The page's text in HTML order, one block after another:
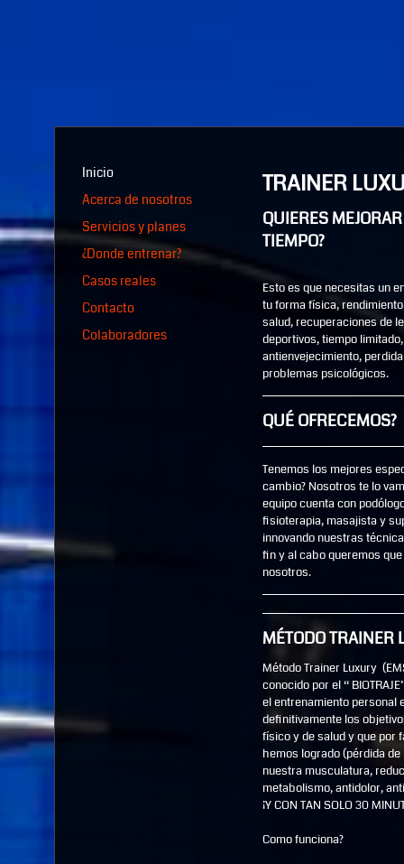
Inicio
Acerca de nosotros
Servicios y planes
¿Donde entrenar?
Casos reales
Contacto
Colaboradores
TRAINER
QUIERES
TIEMPO?
Esto es que necesitas un
tu forma física,
salud, recuperaciones de
deportivos, tiempo
antienvejecimiento,
problemas psicológicos.
QUÉ OFRECEMOS?
Tenemos los mejores
cambio? Nosotros te lo
equipo cuenta con
fisioterapia, masajista y
innovando nuestras
fin y al cabo queremos
nosotros.
MÉTODO TRAINER
Método Trainer Luxury
conocido por el “
el entrenamiento personal
definitivamente los
físico y de salud y que por
hemos logrado (pérdida
nuestra musculatura,
metabolismo, antidolor,
¡Y CON TAN SOLO 30
Como funciona?